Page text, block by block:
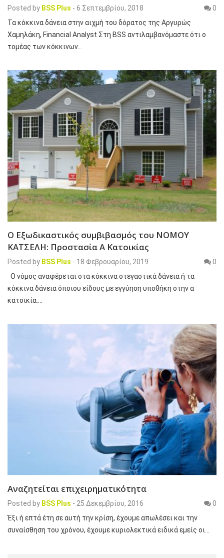
Posted by BSS Plus - 6 Σεπτεμβρίου, 2018
0
Τα κόκκινα δάνεια στην αιχμή του δόρατος της Αργυρώς
Χαμηλάκη, Financial Analyst Στη BSS αντιλαμβανόμαστε ότι ο
τομέας των κόκκινων…
Ο Εξωδικαστικός συμβιβασμός του ΝΟΜΟΥ
ΚΑΤΣΕΛΗ: Προστασία Α Κατοικίας
Posted by BSS Plus - 18 Φεβρουαρίου, 2019
0
Ο νόμος αναφέρεται στα κόκκινα στεγαστικά δάνεια ή τα
κόκκινα δάνεια όποιου είδους με εγγύηση υποθήκη στην α
κατοικία.…
Αναζητείται επιχειρηματικότητα
Posted by BSS Plus - 25 Δεκεμβρίου, 2016
0
Έξι ή επτά έτη σε αυτή την κρίση, έχουμε απωλέσει και την
συναίσθηση του χρόνου, έχουμε κυριολεκτικά ειδικά εμείς οι…